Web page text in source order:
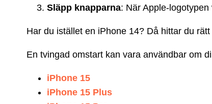
Släpp knapparna: När Apple-
Har du istället en iPhone 14? Då hittar du
En tvingad omstart kan vara användbar om
iPhone 15
iPhone 15 Plus